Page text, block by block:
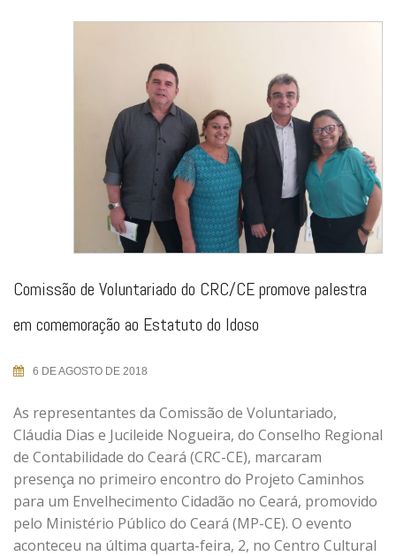
Comissão de Voluntariado do CRC/CE promove palestra
em comemoração ao Estatuto do Idoso
6 DE AGOSTO DE 2018
As representantes da Comissão de Voluntariado,
Cláudia Dias e Jucileide Nogueira, do Conselho Regional
de Contabilidade do Ceará (CRC-CE), marcaram
presença no primeiro encontro do Projeto Caminhos
para um Envelhecimento Cidadão no Ceará, promovido
pelo Ministério Público do Ceará (MP-CE). O evento
aconteceu na última quarta-feira, 2, no Centro Cultural